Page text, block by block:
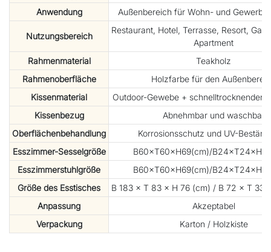
Anwendung
Außenbereich für Wohn- und
Nutzungsbereich
Restaurant, Hotel, Terrasse, Resort,
Apartment
Rahmenmaterial
Teakholz
Rahmenoberfläche
Holzfarbe für den
Kissenmaterial
Outdoor-Gewebe + schnelltrocknender
Kissenbezug
Abnehmbar und waschbar
Oberflächenbehandlung
Korrosionsschutz und UV-
Esszimmer-Sesselgröße
B60×T60×H69(cm)/
Esszimmerstuhlgröße
B60×T60×H69(cm)/
Größe des Esstisches
B 183 × T 83 × H 76 (cm) / B 72 × T 33
Anpassung
Akzeptabel
Verpackung
Karton / Holzkiste